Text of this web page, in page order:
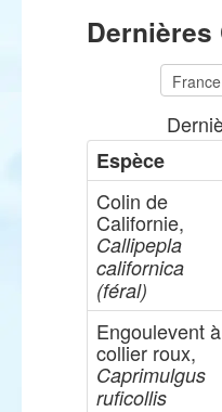
Dernières
Espèce
Colin de
Californie,
Callipepla
californica
(féral)
Engoulevent à
collier roux,
Caprimulgus
ruficollis